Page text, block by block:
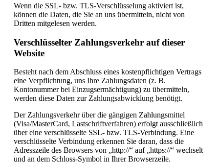
Wenn die SSL- bzw. TLS-Verschlüsselung aktiviert ist,
können die Daten, die Sie an uns übermitteln, nicht von
Dritten mitgelesen werden.
Verschlüsselter Zahlungsverkehr auf dieser
Website
Besteht nach dem Abschluss eines kostenpflichtigen Vertrags
eine Verpflichtung, uns Ihre Zahlungsdaten (z. B.
Kontonummer bei Einzugsermächtigung) zu übermitteln,
werden diese Daten zur Zahlungsabwicklung benötigt.
Der Zahlungsverkehr über die gängigen Zahlungsmittel
(Visa/MasterCard, Lastschriftverfahren) erfolgt ausschließlich
über eine verschlüsselte SSL- bzw. TLS-Verbindung. Eine
verschlüsselte Verbindung erkennen Sie daran, dass die
Adresszeile des Browsers von „http://“ auf „https://“ wechselt
und an dem Schloss-Symbol in Ihrer Browserzeile.